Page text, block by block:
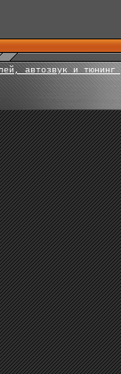
автозвук и тюнинг